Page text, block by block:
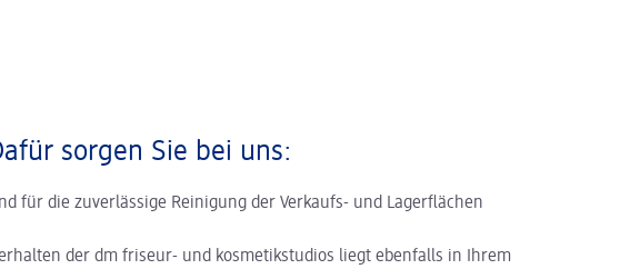
sorgen Sie bei uns:
für die zuverlässige Reinigung der Verkaufs- und Lagerflächen
der dm friseur- und kosmetikstudios liegt ebenfalls in Ihrem